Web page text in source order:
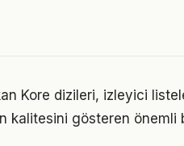
Kore dizileri, izleyici
kalitesini gösteren önemli